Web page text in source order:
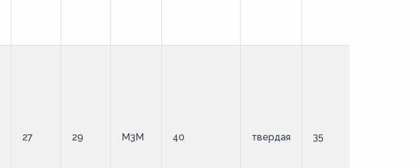
27 29 М3М 40 твердая 35